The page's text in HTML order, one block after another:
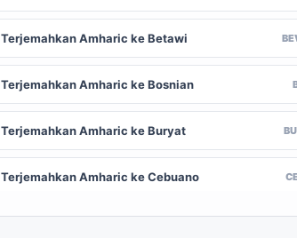
Terjemahkan Amharic ke Betawi
Terjemahkan Amharic ke Bosnian
Terjemahkan Amharic ke Buryat
Terjemahkan Amharic ke Cebuano
Terjemahkan Amharic ke Chinese